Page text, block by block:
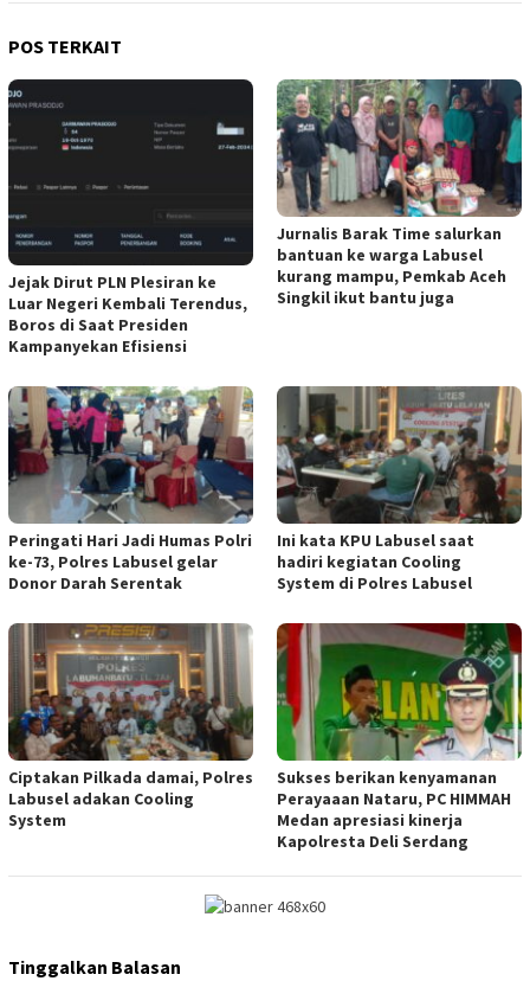
POS TERKAIT
Jejak Dirut PLN Plesiran ke
Luar Negeri Kembali Terendus,
Boros di Saat Presiden
Kampanyekan Efisiensi
Jurnalis Barak Time salurkan
bantuan ke warga Labusel
kurang mampu, Pemkab Aceh
Singkil ikut bantu juga
Peringati Hari Jadi Humas Polri
ke-73, Polres Labusel gelar
Donor Darah Serentak
Ini kata KPU Labusel saat
hadiri kegiatan Cooling
System di Polres Labusel
Ciptakan Pilkada damai, Polres
Labusel adakan Cooling
System
Sukses berikan kenyamanan
Perayaaan Nataru, PC HIMMAH
Medan apresiasi kinerja
Kapolresta Deli Serdang
Tinggalkan Balasan